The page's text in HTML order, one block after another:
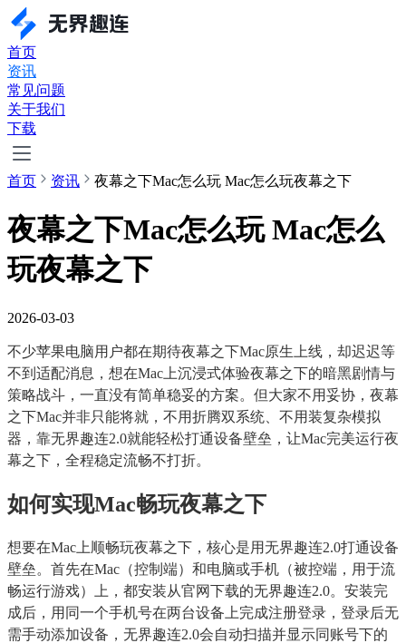
首页
资讯
常见问题
关于我们
下载
首页 资讯 夜幕之下Mac怎么玩 Mac怎么玩夜幕之下
夜幕之下Mac怎么玩 Mac怎么
玩夜幕之下
2026-03-03
不少苹果电脑用户都在期待夜幕之下Mac原生上线，却迟迟等
不到适配消息，想在Mac上沉浸式体验夜幕之下的暗黑剧情与
策略战斗，一直没有简单稳妥的方案。但大家不用妥协，夜幕
之下Mac并非只能将就，不用折腾双系统、不用装复杂模拟
器，靠无界趣连2.0就能轻松打通设备壁垒，让Mac完美运行夜
幕之下，全程稳定流畅不打折。
如何实现Mac畅玩夜幕之下
想要在Mac上顺畅玩夜幕之下，核心是用无界趣连2.0打通设备
壁垒。首先在Mac（控制端）和电脑或手机（被控端，用于流
畅运行游戏）上，都安装从官网下载的无界趣连2.0。安装完
成后，用同一个手机号在两台设备上完成注册登录，登录后无
需手动添加设备，无界趣连2.0会自动扫描并显示同账号下的